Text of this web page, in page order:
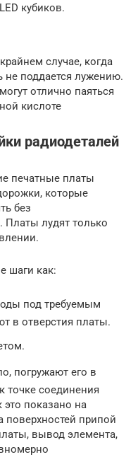
кубиков.
случае, когда
не поддается лужению.
отлично паяться
кислоте
радиодеталей
печатные платы
которые
без
Платы лудят только
шаги как:
под требуемым
в отверстия платы.
погружают его в
точке соединения
это показано на
поверхностей припой
вывод элемента,